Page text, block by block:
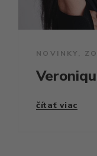
NOVINKY,
čítať viac